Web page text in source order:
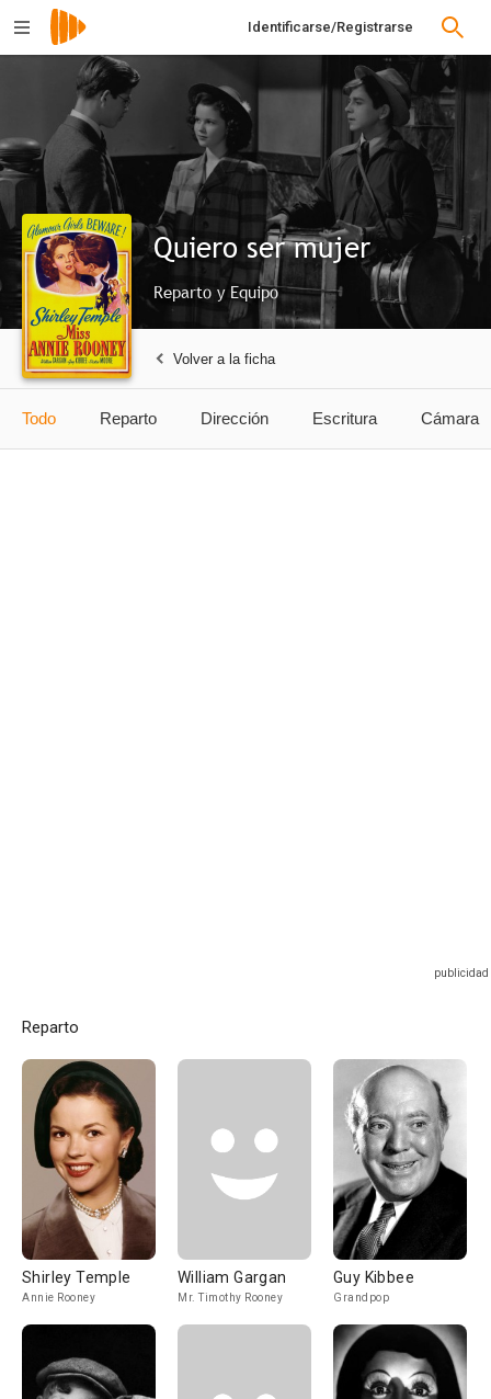
Identificarse/Registrarse
Quiero ser mujer
Reparto y Equipo
Volver a la ficha
Todo Reparto Dirección Escritura Cámara
Reparto
Shirley Temple
Annie Rooney
William Gargan
Mr. Timothy Rooney
Guy Kibbee
Grandpop